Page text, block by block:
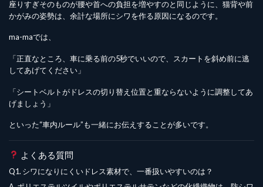
座りすぎそのものが腰や首への負担を増やすのと同じように、猫背や前
かがみの姿勢は、余計な場所にシワを作る原因になるのです。
ma-maでは、
「正直なところ、車に乗る前の5秒でいいので、スカートを斜め前に逃
してあげてください」
「シートベルトがドレスの切り替え位置と重ならないように調整してあ
げましょう」
といった“車内ルール”も一緒にお伝えすることが多いです。
よくある質問
Q1. シワになりにくいドレス素材で、一番扱いやすいのは？